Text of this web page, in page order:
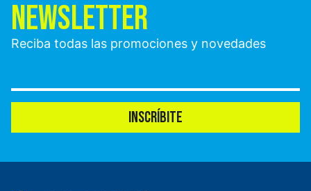
NEWSLETTER
Reciba todas las promociones y novedades
INSCRÍBITE